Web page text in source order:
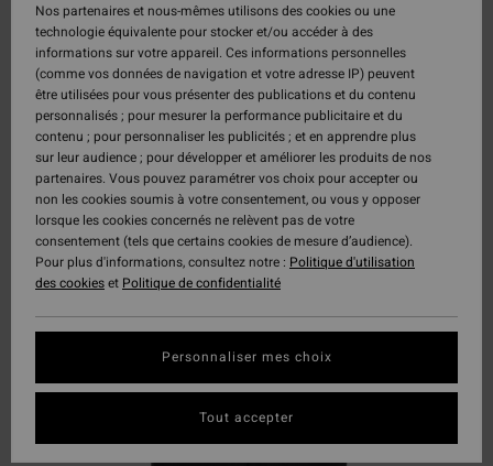
Nos partenaires et nous-mêmes utilisons des cookies ou une
technologie équivalente pour stocker et/ou accéder à des
informations sur votre appareil. Ces informations personnelles
(comme vos données de navigation et votre adresse IP) peuvent
être utilisées pour vous présenter des publications et du contenu
personnalisés ; pour mesurer la performance publicitaire et du
contenu ; pour personnaliser les publicités ; et en apprendre plus
sur leur audience ; pour développer et améliorer les produits de nos
partenaires. Vous pouvez paramétrer vos choix pour accepter ou
non les cookies soumis à votre consentement, ou vous y opposer
lorsque les cookies concernés ne relèvent pas de votre
consentement (tels que certains cookies de mesure d’audience).
Pour plus d'informations, consultez notre : Politique d'utilisation
des cookieset Politique de confidentialité
Personnaliser mes choix
Tout accepter